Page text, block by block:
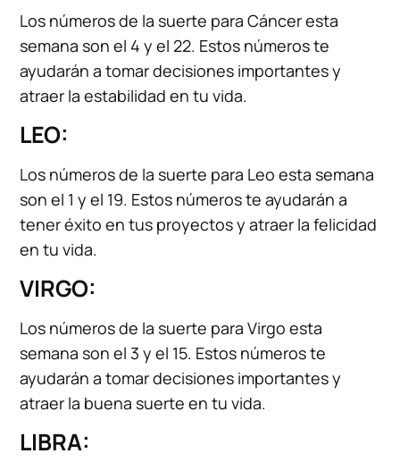
Los números de la suerte para Cáncer esta
semana son el 4 y el 22. Estos números te
ayudarán a tomar decisiones importantes y
atraer la estabilidad en tu vida.
LEO:
Los números de la suerte para Leo esta semana
son el 1 y el 19. Estos números te ayudarán a
tener éxito en tus proyectos y atraer la felicidad
en tu vida.
VIRGO:
Los números de la suerte para Virgo esta
semana son el 3 y el 15. Estos números te
ayudarán a tomar decisiones importantes y
atraer la buena suerte en tu vida.
LIBRA: